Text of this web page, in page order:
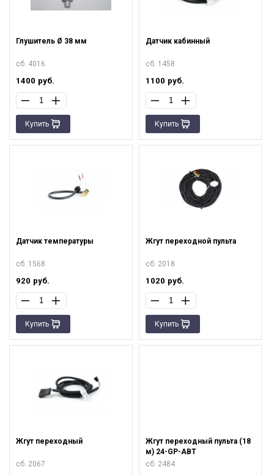
Глушитель Ø 38 мм
сб. 4016
1400 руб.
Купить
Датчик кабинный
сб. 1458
1100 руб.
Купить
Датчик температуры
сб. 1568
920 руб.
Купить
Жгут переходной пульта
сб. 2018
1020 руб.
Купить
Жгут переходный
сб. 2067
Жгут переходный пульта (18
м) 24-GP-АВТ
сб. 2484